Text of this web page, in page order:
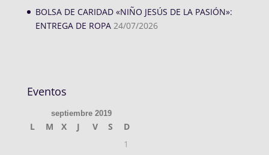
BOLSA DE CARIDAD «NIÑO JESÚS DE LA PASIÓN»:
ENTREGA DE ROPA 24/07/2026
Eventos
septiembre 2019
L M X J V S
D
1